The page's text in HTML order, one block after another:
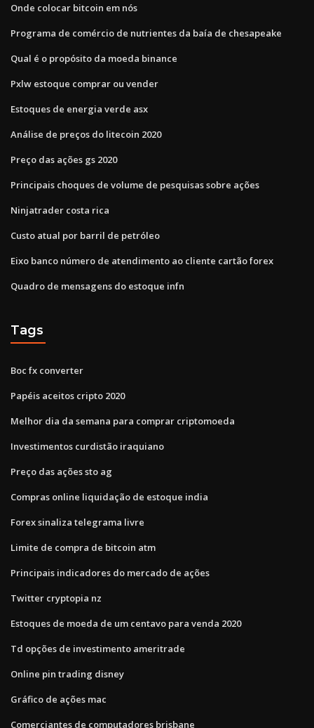
Onde colocar bitcoin em nós
Programa de comércio de nutrientes da baía de chesapeake
Qual é o propósito da moeda binance
Pxlw estoque comprar ou vender
Estoques de energia verde asx
Análise de preços do litecoin 2020
Preço das ações gs 2020
Principais choques de volume de pesquisas sobre ações
Ninjatrader costa rica
Custo atual por barril de petróleo
Eixo banco número de atendimento ao cliente cartão forex
Quadro de mensagens do estoque infn
Tags
Boc fx converter
Papéis aceitos cripto 2020
Melhor dia da semana para comprar criptomoeda
Investimentos curdistão iraquiano
Preço das ações sto ag
Compras online liquidação de estoque india
Forex sinaliza telegrama livre
Limite de compra de bitcoin atm
Principais indicadores do mercado de ações
Twitter cryptopia nz
Estoques de moeda de um centavo para venda 2020
Td opções de investimento ameritrade
Online pin trading disney
Gráfico de ações mac
Comerciantes de computadores brisbane